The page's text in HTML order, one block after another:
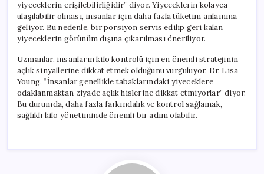
yiyeceklerin erişilebilirliğidir” diyor. Yiyeceklerin kolayca
ulaşılabilir olması, insanlar için daha fazla tüketim anlamına
geliyor. Bu nedenle, bir porsiyon servis edilip geri kalan
yiyeceklerin görünüm dışına çıkarılması öneriliyor.
Uzmanlar, insanların kilo kontrolü için en önemli stratejinin
açlık sinyallerine dikkat etmek olduğunu vurguluyor. Dr. Lisa
Young, “İnsanlar genellikle tabaklarındaki yiyeceklere
odaklanmaktan ziyade açlık hislerine dikkat etmiyorlar” diyor.
Bu durumda, daha fazla farkındalık ve kontrol sağlamak,
sağlıklı kilo yönetiminde önemli bir adım olabilir.